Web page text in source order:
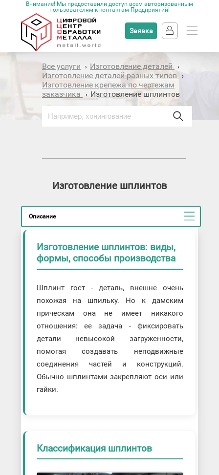
Внимание! Мы предоставили доступ всем авторизованным
пользователям к контактам Предприятий!
Заявка
Все услуги › Изготовление деталей ›
Изготовление деталей разных типов ›
Изготовление крепежа по чертежам
заказчика
› Изготовление шплинтов
Изготовление шплинтов
Описание
Изготовление шплинтов: виды,
формы, способы производства
Шплинт гост - деталь, внешне очень
похожая на шпильку. Но к дамским
прическам она не имеет никакого
отношения: ее задача - фиксировать
детали невысокой загруженности,
помогая создавать неподвижные
соединения частей и конструкций.
Обычно шплинтами закрепляют оси или
гайки.
Классификация шплинтов